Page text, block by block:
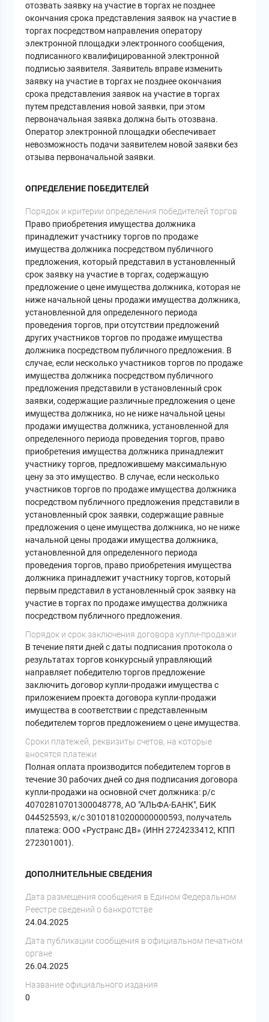
отозвать заявку на участие в торгах не позднее
окончания срока представления заявок на участие в
торгах посредством направления оператору
электронной площадки электронного сообщения,
подписанного квалифицированной электронной
подписью заявителя. Заявитель вправе изменить
заявку на участие в торгах не позднее окончания
срока представления заявок на участие в торгах
путем представления новой заявки, при этом
первоначальная заявка должна быть отозвана.
Оператор электронной площадки обеспечивает
невозможность подачи заявителем новой заявки без
отзыва первоначальной заявки.
ОПРЕДЕЛЕНИЕ ПОБЕДИТЕЛЕЙ
Порядок и критерии определения победителей торгов
Право приобретения имущества должника
принадлежит участнику торгов по продаже
имущества должника посредством публичного
предложения, который представил в установленный
срок заявку на участие в торгах, содержащую
предложение о цене имущества должника, которая не
ниже начальной цены продажи имущества должника,
установленной для определенного периода
проведения торгов, при отсутствии предложений
других участников торгов по продаже имущества
должника посредством публичного предложения. В
случае, если несколько участников торгов по продаже
имущества должника посредством публичного
предложения представили в установленный срок
заявки, содержащие различные предложения о цене
имущества должника, но не ниже начальной цены
продажи имущества должника, установленной для
определенного периода проведения торгов, право
приобретения имущества должника принадлежит
участнику торгов, предложившему максимальную
цену за это имущество. В случае, если несколько
участников торгов по продаже имущества должника
посредством публичного предложения представили в
установленный срок заявки, содержащие равные
предложения о цене имущества должника, но не ниже
начальной цены продажи имущества должника,
установленной для определенного периода
проведения торгов, право приобретения имущества
должника принадлежит участнику торгов, который
первым представил в установленный срок заявку на
участие в торгах по продаже имущества должника
посредством публичного предложения.
Порядок и срок заключения договора купли-продажи
В течение пяти дней с даты подписания протокола о
результатах торгов конкурсный управляющий
направляет победителю торгов предложение
заключить договор купли-продажи имущества с
приложением проекта договора купли-продажи
имущества в соответствии с представленным
победителем торгов предложением о цене имущества.
Сроки платежей, реквизиты счетов, на которые
вносятся платежи
Полная оплата производится победителем торгов в
течение 30 рабочих дней со дня подписания договора
купли-продажи на основной счет должника: р/с
40702810701300048778, АО "АЛЬФА-БАНК", БИК
044525593, к/с 30101810200000000593, получатель
платежа: ООО «Рустранс ДВ» (ИНН 2724233412, КПП
272301001).
ДОПОЛНИТЕЛЬНЫЕ СВЕДЕНИЯ
Дата размещения сообщения в Едином Федеральном
Реестре сведений о банкротстве
24.04.2025
Дата публикации сообщения в официальном печатном
органе
26.04.2025
Название официального издания
0